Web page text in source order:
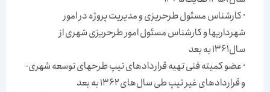
· كارشناس مسئول طرحریزی و مدیریت پروژه در امور
شهرداریها و كارشناس مسئول امور طرحریزی شهری از
سال۱۳۶۱ به بعد
· عضو كمیته فنی تهیه قراردادهای تیپ طرحهای توسعه شهری-
و قراردادهای غیر تیپ طی سال‌های ۱۳۶۲ به بعد